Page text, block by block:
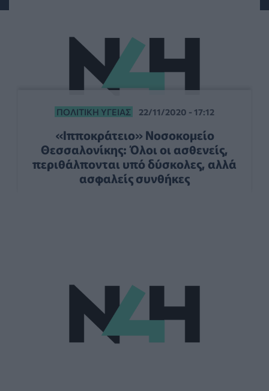
ΠΟΛΙΤΙΚΉ ΥΓΕΊΑΣ 22/11/2020 - 17:12
«Ιπποκράτειο» Νοσοκομείο
Θεσσαλονίκης: Όλοι οι ασθενείς,
περιθάλπονται υπό δύσκολες, αλλά
ασφαλείς συνθήκες